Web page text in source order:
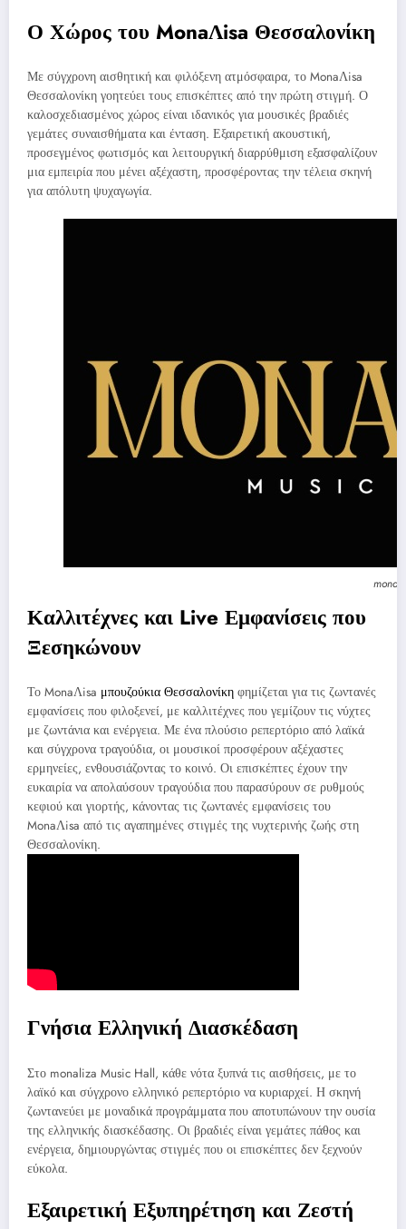
Ο Χώρος του MonaΛisa Θεσσαλονίκη
Με σύγχρονη αισθητική και φιλόξενη ατμόσφαιρα, το MonaΛisa
Θεσσαλονίκη γοητεύει τους επισκέπτες από την πρώτη στιγμή. Ο
καλοσχεδιασμένος χώρος είναι ιδανικός για μουσικές βραδιές
γεμάτες συναισθήματα και ένταση. Εξαιρετική ακουστική,
προσεγμένος φωτισμός και λειτουργική διαρρύθμιση εξασφαλίζουν
μια εμπειρία που μένει αξέχαστη, προσφέροντας την τέλεια σκηνή
για απόλυτη ψυχαγωγία.
Καλλιτέχνες και Live Εμφανίσεις που
Ξεσηκώνουν
Το MonaΛisa μπουζούκια Θεσσαλονίκη φημίζεται για τις ζωντανές
εμφανίσεις που φιλοξενεί, με καλλιτέχνες που γεμίζουν τις νύχτες
με ζωντάνια και ενέργεια. Με ένα πλούσιο ρεπερτόριο από λαϊκά
και σύγχρονα τραγούδια, οι μουσικοί προσφέρουν αξέχαστες
ερμηνείες, ενθουσιάζοντας το κοινό. Οι επισκέπτες έχουν την
ευκαιρία να απολαύσουν τραγούδια που παρασύρουν σε ρυθμούς
κεφιού και γιορτής, κάνοντας τις ζωντανές εμφανίσεις του
MonaΛisa από τις αγαπημένες στιγμές της νυχτερινής ζωής στη
Θεσσαλονίκη.
Γνήσια Ελληνική Διασκέδαση
Στο monaliza Music Hall, κάθε νότα ξυπνά τις αισθήσεις, με το
λαϊκό και σύγχρονο ελληνικό ρεπερτόριο να κυριαρχεί. Η σκηνή
ζωντανεύει με μοναδικά προγράμματα που αποτυπώνουν την ουσία
της ελληνικής διασκέδασης. Οι βραδιές είναι γεμάτες πάθος και
ενέργεια, δημιουργώντας στιγμές που οι επισκέπτες δεν ξεχνούν
εύκολα.
Εξαιρετική Εξυπηρέτηση και Ζεστή